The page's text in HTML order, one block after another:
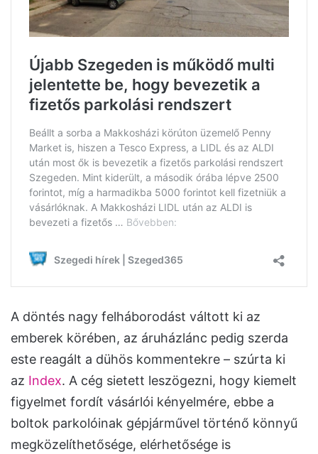
A döntés nagy felháborodást váltott ki az
emberek körében, az áruházlánc pedig szerda
este reagált a dühös kommentekre – szúrta ki
az Index. A cég sietett leszögezni, hogy kiemelt
figyelmet fordít vásárlói kényelmére, ebbe a
boltok parkolóinak gépjárművel történő könnyű
megközelíthetősége, elérhetősége is